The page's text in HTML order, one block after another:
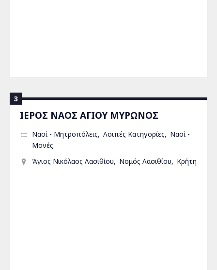
3
ΙΕΡΟΣ ΝΑΟΣ ΑΓΙΟΥ ΜΥΡΩΝΟΣ
Ναοί - Μητροπόλεις Λοιπές Κατηγορίες
Ναοί -
Μονές
Άγιος Νικόλαος Λασιθίου
Νομός Λασιθίου Κρήτη